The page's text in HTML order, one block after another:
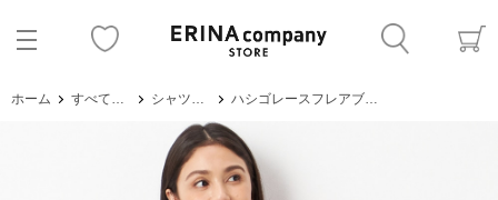
ホーム すべてのアイテム シャツ・ブラウス ハシゴレースフレアブラウス